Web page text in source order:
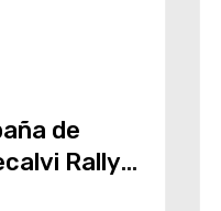
de
Rally